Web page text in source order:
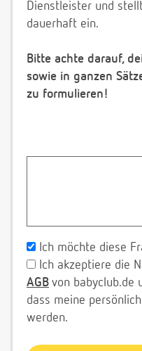
Dienstleister und
dauerhaft ein.
Bitte achte darauf,
sowie in ganzen
zu formulieren!
Ich möchte diese
Ich akzeptiere die
AGB von babyclub.de
dass meine
werden.